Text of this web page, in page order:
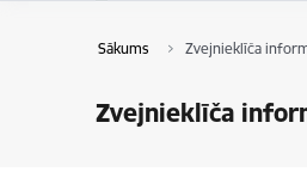
Sākums Zvejnieklīča
Zvejnieklīča